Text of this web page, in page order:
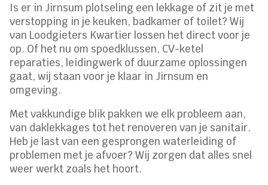
Is er in Jirnsum plotseling een lekkage of zit je met
verstopping in je keuken, badkamer of toilet? Wij
van Loodgieters Kwartier lossen het direct voor je
op. Of het nu om spoedklussen, CV-ketel
reparaties, leidingwerk of duurzame oplossingen
gaat, wij staan voor je klaar in Jirnsum en
omgeving.
Met vakkundige blik pakken we elk probleem aan,
van daklekkages tot het renoveren van je sanitair.
Heb je last van een gesprongen waterleiding of
problemen met je afvoer? Wij zorgen dat alles snel
weer werkt zoals het hoort.